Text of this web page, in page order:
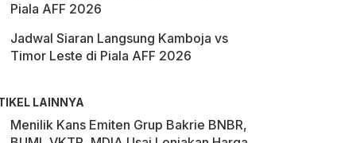
Piala AFF 2026
Jadwal Siaran Langsung Kamboja vs
Timor Leste di Piala AFF 2026
LAINNYA
Menilik Kans Emiten Grup Bakrie BNBR,